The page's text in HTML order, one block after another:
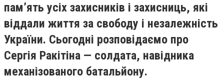
пам’ять усіх захисників і захисниць, які
віддали життя за свободу і незалежність
України. Сьогодні розповідаємо про
Сергія Ракітіна — солдата, навідника
механізованого батальйону.